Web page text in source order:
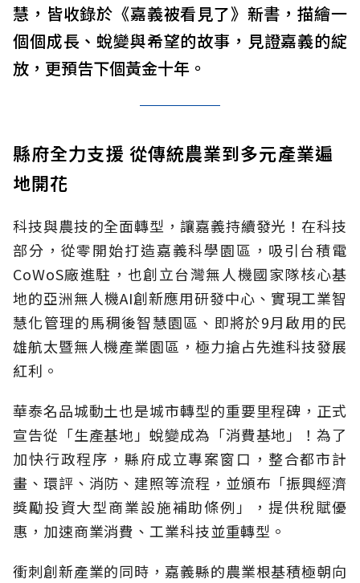
慧，皆收錄於《嘉義被看見了》新書，描繪一
個個成長、蛻變與希望的故事，見證嘉義的綻
放，更預告下個黃金十年。
縣府全力支援 從傳統農業到多元產業遍
地開花
科技與農技的全面轉型，讓嘉義持續發光！在科技
部分，從零開始打造嘉義科學園區，吸引台積電
CoWoS廠進駐，也創立台灣無人機國家隊核心基
地的亞洲無人機AI創新應用研發中心、實現工業智
慧化管理的馬稠後智慧園區、即將於9月啟用的民
雄航太暨無人機產業園區，極力搶占先進科技發展
紅利。
華泰名品城動土也是城市轉型的重要里程碑，正式
宣告從「生產基地」蛻變成為「消費基地」！為了
加快行政程序，縣府成立專案窗口，整合都市計
畫、環評、消防、建照等流程，並頒布「振興經濟
獎勵投資大型商業設施補助條例」，提供稅賦優
惠，加速商業消費、工業科技並重轉型。
衝刺創新產業的同時，嘉義縣的農業根基積極朝向